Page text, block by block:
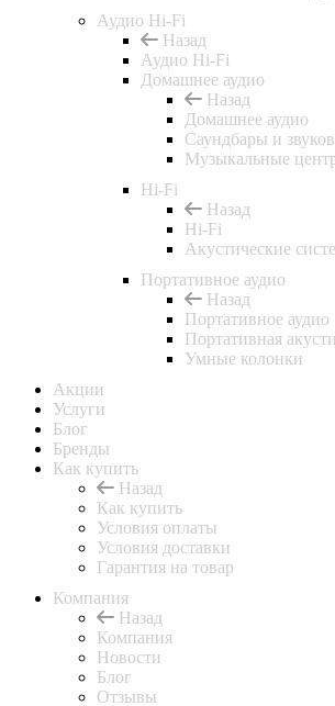
Аудио Hi-Fi
Назад
Аудио Hi-Fi
Домашнее аудио
Назад
Домашнее аудио
Саундбары и
Музыкальные
Hi-Fi
Назад
Hi-Fi
Акустические
Портативное аудио
Назад
Портативное аудио
Портативная
Умные колонки
Акции
Услуги
Блог
Бренды
Как купить
Назад
Как купить
Условия оплаты
Условия доставки
Гарантия на товар
Компания
Назад
Компания
Новости
Блог
Отзывы